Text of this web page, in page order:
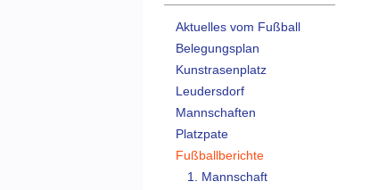
Aktuelles vom Fußball
Belegungsplan
Kunstrasenplatz
Leudersdorf
Mannschaften
Platzpate
Fußballberichte
1. Mannschaft